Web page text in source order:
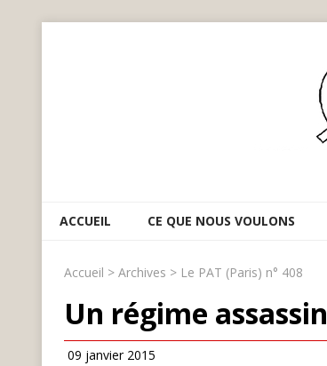
ACCUEIL CE QUE NOUS VOULONS
Accueil > Archives > Le PAT (Paris) n° 408
Un régime
09 janvier 2015